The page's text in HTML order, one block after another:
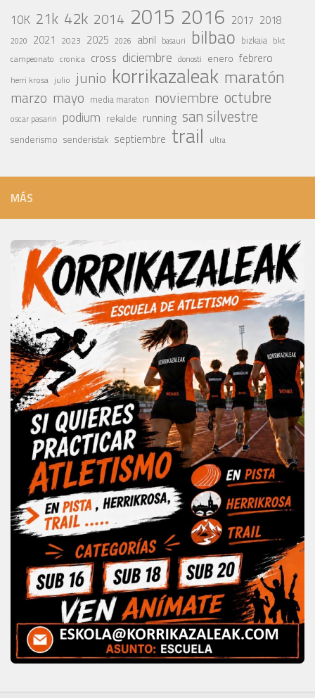
10K 21k 42k 2014 2015 2016 2017 2018
2020 2021 2023 2025 2026 abril basauri bilbao bizkaia bkt
campeonato cronica cross diciembre donosti enero febrero
herri krosa julio junio korrikazaleak maratón
marzo mayo media maraton noviembre octubre
oscar pasarin podium rekalde running san silvestre
senderismo senderistak septiembre trail ultra
MÁS